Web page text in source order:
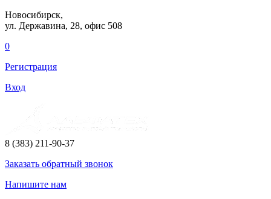
Новосибирск,
ул. Державина, 28, офис 508
0
Регистрация
Вход
8 (383) 211-90-37
Заказать обратный звонок
Напишите нам